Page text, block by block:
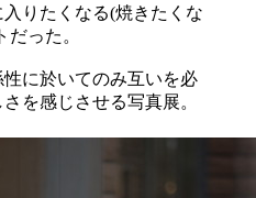
りたくなる(焼きたくな
った。
に於いてのみ互いを必
を感じさせる写真展。